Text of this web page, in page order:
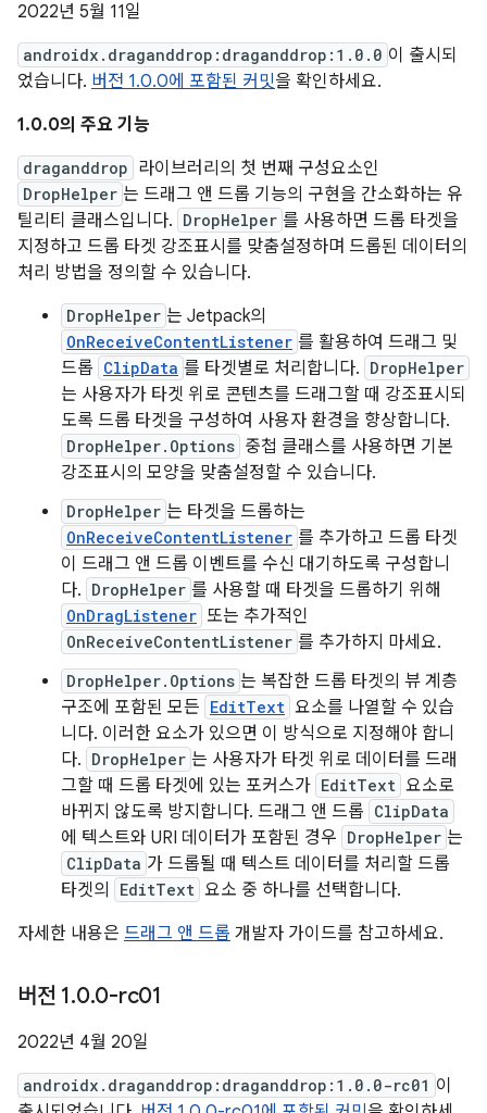
2022년 5월 11일
androidx.draganddrop:draganddrop:1.0.0 이 출시되
었습니다. 버전 1.0.0에 포함된 커밋을 확인하세요.
1.0.0의 주요 기능
draganddrop 라이브러리의 첫 번째 구성요소인
DropHelper 는 드래그 앤 드롭 기능의 구현을 간소화하는 유
틸리티 클래스입니다. DropHelper 를 사용하면 드롭 타겟을
지정하고 드롭 타겟 강조표시를 맞춤설정하며 드롭된 데이터의
처리 방법을 정의할 수 있습니다.
DropHelper 는 Jetpack의
OnReceiveContentListener 를 활용하여 드래그 및
드롭 ClipData 를 타겟별로 처리합니다. DropHelper
는 사용자가 타겟 위로 콘텐츠를 드래그할 때 강조표시되
도록 드롭 타겟을 구성하여 사용자 환경을 향상합니다.
DropHelper.Options 중첩 클래스를 사용하면 기본
강조표시의 모양을 맞춤설정할 수 있습니다.
DropHelper 는 타겟을 드롭하는
OnReceiveContentListener 를 추가하고 드롭 타겟
이 드래그 앤 드롭 이벤트를 수신 대기하도록 구성합니
다. DropHelper 를 사용할 때 타겟을 드롭하기 위해
OnDragListener 또는 추가적인
OnReceiveContentListener 를 추가하지 마세요.
DropHelper.Options 는 복잡한 드롭 타겟의 뷰 계층
구조에 포함된 모든 EditText 요소를 나열할 수 있습
니다. 이러한 요소가 있으면 이 방식으로 지정해야 합니
다. DropHelper 는 사용자가 타겟 위로 데이터를 드래
그할 때 드롭 타겟에 있는 포커스가 EditText 요소로
바뀌지 않도록 방지합니다. 드래그 앤 드롭 ClipData
에 텍스트와 URI 데이터가 포함된 경우 DropHelper 는
ClipData 가 드롭될 때 텍스트 데이터를 처리할 드롭
타겟의
EditText 요소 중 하나를 선택합니다.
자세한 내용은 드래그 앤 드롭 개발자 가이드를 참고하세요.
버전 1.0.0-rc01
2022년 4월 20일
androidx.draganddrop:draganddrop:1.0.0-rc01 이